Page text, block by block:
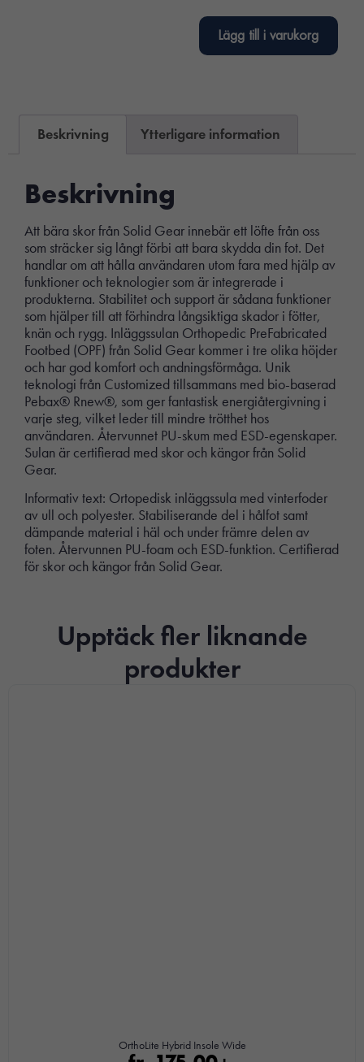
Lägg till i varukorg
Beskrivning Ytterligare information
Beskrivning
Att bära skor från Solid Gear innebär ett löfte från oss
som sträcker sig långt förbi att bara skydda din fot. Det
handlar om att hålla användaren utom fara med hjälp av
funktioner och teknologier som är integrerade i
produkterna. Stabilitet och support är sådana funktioner
som hjälper till att förhindra långsiktiga skador i fötter,
knän och rygg. Inläggssulan Orthopedic PreFabricated
Footbed (OPF) från Solid Gear kommer i tre olika höjder
och har god komfort och andningsförmåga. Unik
teknologi från Customized tillsammans med bio-baserad
Pebax® Rnew®, som ger fantastisk energiåtergivning i
varje steg, vilket leder till mindre trötthet hos
användaren. Återvunnet PU-skum med ESD-egenskaper.
Sulan är certifierad med skor och kängor från Solid
Gear.
Informativ text: Ortopedisk inläggssula med vinterfoder
av ull och polyester. Stabiliserande del i hålfot samt
dämpande material i häl och under främre delen av
foten. Återvunnen PU-foam och ESD-funktion. Certifierad
för skor och kängor från Solid Gear.
Upptäck fler liknande
produkter
OrthoLite Hybrid Insole Wide